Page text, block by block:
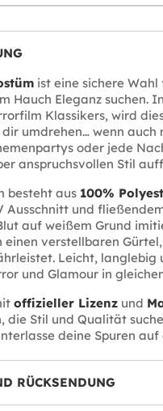
ist eine sichere Wahl
Hauch Eleganz suchen.
Klassikers, wird
umdrehen… wenn
oder jede
anspruchsvollen Stil
besteht aus 100%
Ausschnitt und
auf weißem Grund
einen verstellbaren
Leicht, langlebig
und Glamour in
offizieller Lizenzund
die Stil und Qualität
deine Spuren
RÜCKSENDUNG